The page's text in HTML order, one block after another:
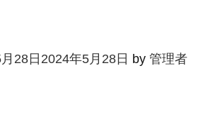
28日 2024年5月28日 by 管理者